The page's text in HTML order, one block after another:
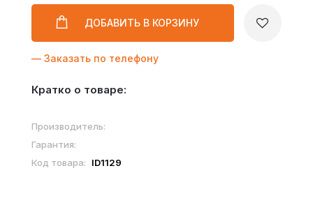
ДОБАВИТЬ В КОРЗИНУ
— Заказать по телефону
Кратко о товаре:
Производитель:
Гарантия:
Код товара:
ID1129